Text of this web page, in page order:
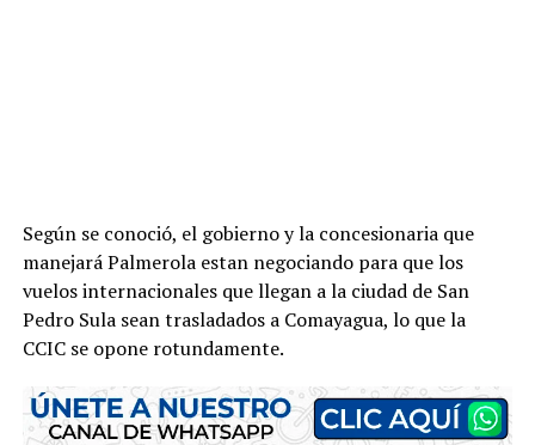
Según se conoció, el gobierno y la concesionaria que
manejará Palmerola estan negociando para que los
vuelos internacionales que llegan a la ciudad de San
Pedro Sula sean trasladados a Comayagua, lo que la
CCIC se opone rotundamente.